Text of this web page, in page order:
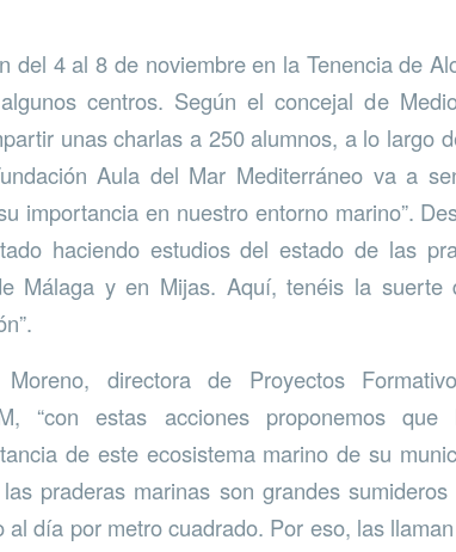
del 4 al 8 de noviembre en la Tenencia de
centros. Según el concejal de
unas charlas a 250 alumnos, a lo largo
Aula del Mar Mediterráneo va a
importancia en nuestro entorno marino”.
haciendo estudios del estado de las
Málaga y en Mijas. Aquí, tenéis la suerte
directora de Proyectos
“con estas acciones proponemos que
de este ecosistema marino de su
praderas marinas son grandes
día por metro cuadrado. Por eso, las